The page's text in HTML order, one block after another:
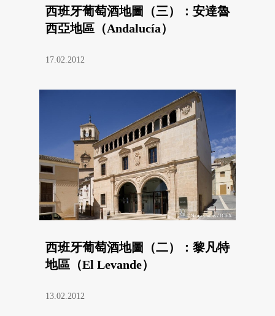
西班牙葡萄酒地圖（三）：安達魯
西亞地區（Andalucía）
17.02.2012
西班牙葡萄酒地圖（二）：黎凡特
地區（El Levande）
13.02.2012